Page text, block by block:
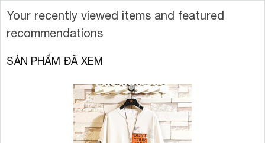
Your recently viewed items and featured
recommendations
SẢN PHẨM ĐÃ XEM